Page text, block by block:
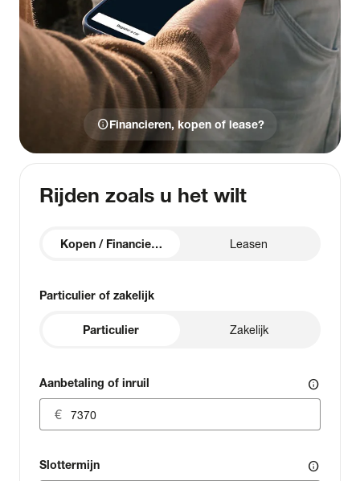
infoFinancieren, kopen of lease?
Rijden zoals u het wilt
Kopen / Financieren Leasen
Particulier of zakelijk
Particulier Zakelijk
Aanbetaling of inruil info
Slottermijn info